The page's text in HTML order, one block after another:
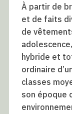
À partir de
et de faits
de
hybride et
ordinaire
classes
son époque